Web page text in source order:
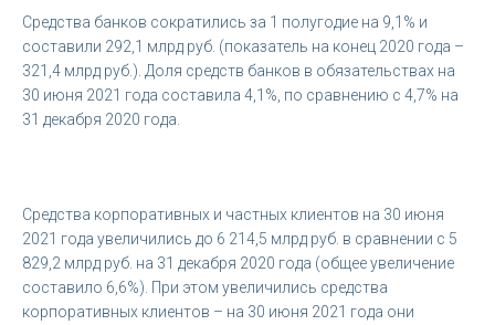
Средства банков сократились за 1 полугодие на 9,1% и
составили 292,1 млрд руб. (показатель на конец 2020 года –
321,4 млрд руб.). Доля средств банков в обязательствах на
30 июня 2021 года составила 4,1%, по сравнению с 4,7% на
31 декабря 2020 года.
Средства корпоративных и частных клиентов на 30 июня
2021 года увеличились до 6 214,5 млрд руб. в сравнении с 5
829,2 млрд руб. на 31 декабря 2020 года (общее увеличение
составило 6,6%). При этом увеличились средства
корпоративных клиентов – на 30 июня 2021 года они